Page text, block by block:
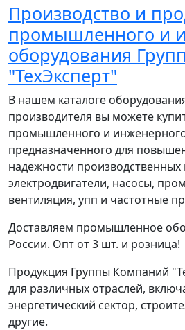
Производство и
промышленного и
оборудования
"ТехЭксперт"
В нашем каталоге
производителя вы можете
промышленного и
предназначенного для
надежности производственных
электродвигатели, насосы,
вентиляция, упп и частотные
Доставляем промышленное
России. Опт от 3 шт. и розница!
Продукция Группы Компаний
для различных отраслей,
энергетический сектор,
другие.